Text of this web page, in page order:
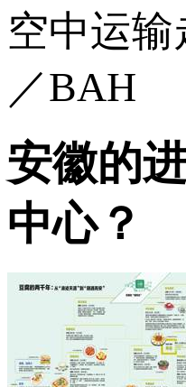
空中运
／BAH
安徽的
中心？